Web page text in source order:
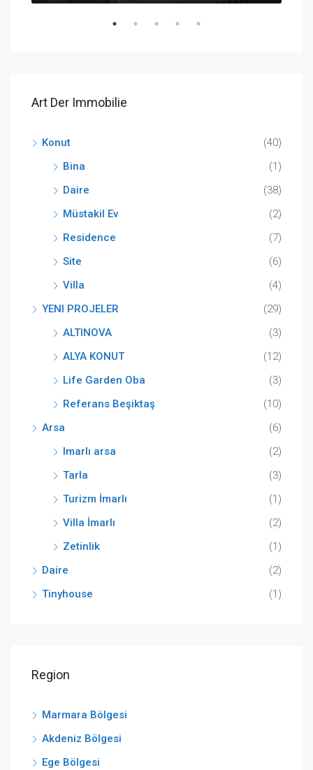
Art Der Immobilie
Konut
(40)
Bina
(1)
Daire
(38)
Müstakil Ev
(2)
Residence
(7)
Site
(6)
Villa
(4)
YENI PROJELER
(29)
ALTINOVA
(3)
ALYA KONUT
(12)
Life Garden Oba
(3)
Referans Beşiktaş
(10)
Arsa
(6)
Imarlı arsa
(2)
Tarla
(3)
Turizm İmarlı
(1)
Villa İmarlı
(2)
Zetinlik
(1)
Daire
(2)
Tinyhouse
(1)
Region
Marmara Bölgesi
Akdeniz Bölgesi
Ege Bölgesi